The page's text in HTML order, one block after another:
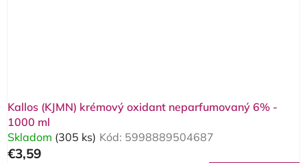
Kallos (KJMN) krémový oxidant neparfumovaný 6% -
1000 ml
Skladom (305 ks) Kód: 5998889504687
€3,59